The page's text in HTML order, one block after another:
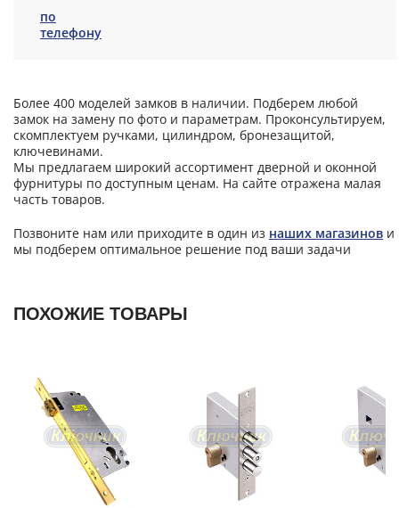
по
телефону
Более 400 моделей замков в наличии. Подберем любой
замок на замену по фото и параметрам. Проконсультируем,
скомплектуем ручками, цилиндром, бронезащитой,
ключевинами.
Мы предлагаем широкий ассортимент дверной и оконной
фурнитуры по доступным ценам. На сайте отражена малая
часть товаров.
Позвоните нам или приходите в один из наших магазинов и
мы подберем оптимальное решение под ваши задачи
ПОХОЖИЕ ТОВАРЫ